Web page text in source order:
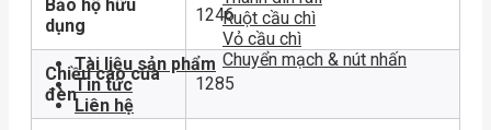
Ruột cầu chì
Vỏ cầu chì
Chuyển mạch & nút nhấn
Tài liệu sản phẩm
Tin tức
Liên hệ
Bảo hộ hữu
dụng
1246
Chiều cao của
đèn
1285